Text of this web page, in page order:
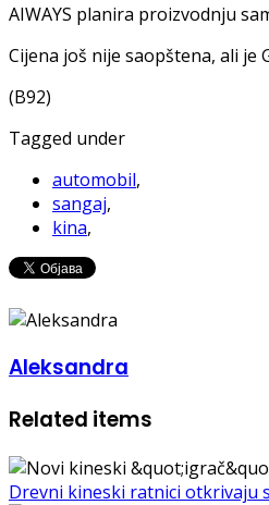
AIWAYS planira proizvodnju
Cijena još nije saopštena, ali
(B92)
Tagged under
automobil,
sangaj,
kina,
Aleksandra
Related items
Drevni kineski ratnici otkrivaju